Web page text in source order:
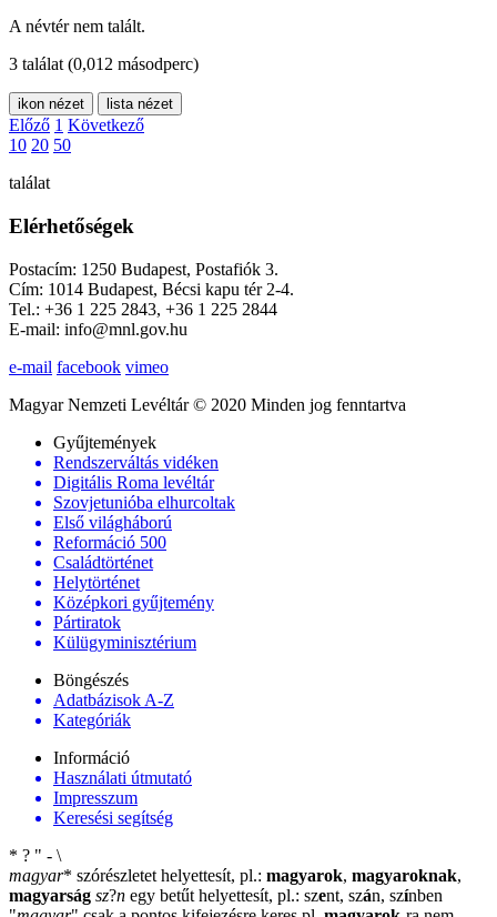
A névtér nem talált.
3 találat (0,012 másodperc)
ikon nézet lista nézet
Előző 1 Következő
10 20 50
találat
Elérhetőségek
Postacím: 1250 Budapest, Postafiók 3.
Cím: 1014 Budapest, Bécsi kapu tér 2-4.
Tel.: +36 1 225 2843, +36 1 225 2844
E-mail: info@mnl.gov.hu
e-mail facebook vimeo
Magyar Nemzeti Levéltár © 2020 Minden jog fenntartva
Gyűjtemények
Rendszerváltás vidéken
Digitális Roma levéltár
Szovjetunióba elhurcoltak
Első világháború
Reformáció 500
Családtörténet
Helytörténet
Középkori gyűjtemény
Pártiratok
Külügyminisztérium
Böngészés
Adatbázisok A-Z
Kategóriák
Információ
Használati útmutató
Impresszum
Keresési segítség
* ? " - \
magyar* szórészletet helyettesít, pl.: magyarok, magyaroknak,
magyarság sz?n egy betűt helyettesít, pl.: szent, szán, színben